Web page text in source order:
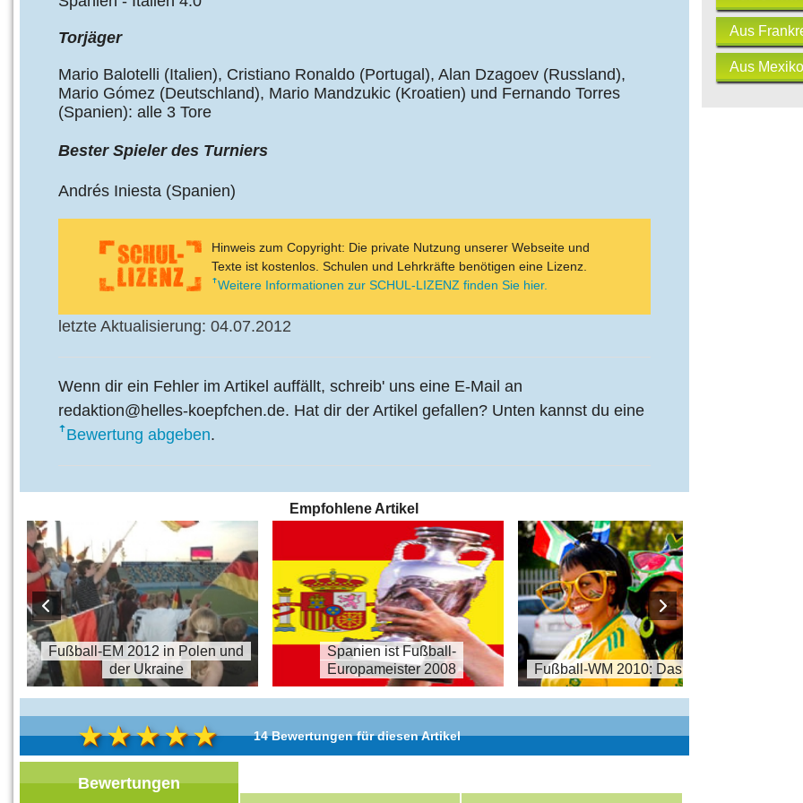
Torjäger
Mario Balotelli (Italien), Cristiano Ronaldo (Portugal), Alan Dzagoev (Russland),
Mario Gómez (Deutschland), Mario Mandzukic (Kroatien) und Fernando Torres
(Spanien): alle 3 Tore
Bester Spieler des Turniers
Andrés Iniesta (Spanien)
Hinweis zum Copyright: Die private Nutzung unserer Webseite und
Texte ist kostenlos. Schulen und Lehrkräfte benötigen eine Lizenz.
Weitere Informationen zur SCHUL-LIZENZ finden Sie hier.
letzte Aktualisierung: 04.07.2012
Wenn dir ein Fehler im Artikel auffällt, schreib' uns eine E-Mail an
redaktion@helles-koepfchen.de. Hat dir der Artikel gefallen? Unten kannst du eine
Bewertung abgeben.
Empfohlene Artikel
Fußball-EM 2012 in Polen und
der Ukraine
Spanien ist Fußball-
Europameister 2008
Fußball-WM 2010: Das Finale
14 Bewertungen für diesen Artikel
Bewertungen
Aus
Aus Mexiko